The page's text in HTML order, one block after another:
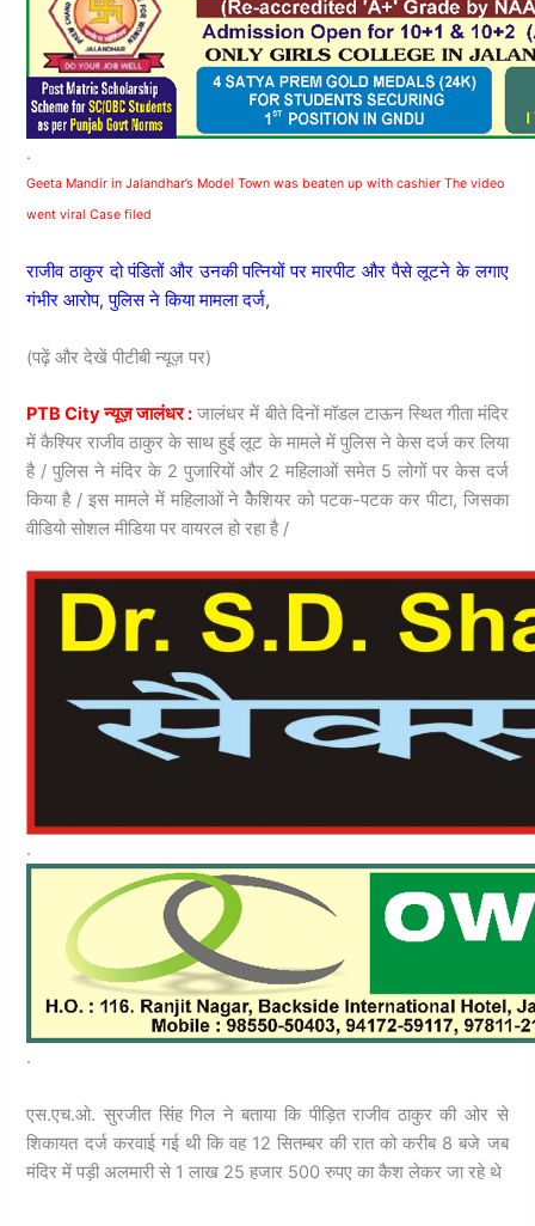
.
Geeta Mandir in Jalandhar’s Model Town was beaten up with cashier The video
went viral Case filed
राजीव ठाकुर दो पंडितों और उनकी पत्नियों पर मारपीट और पैसे लूटने के लगाए
गंभीर आरोप, पुलिस ने किया मामला दर्ज,
(पढ़ें और देखें पीटीबी न्यूज़ पर)
PTB City न्यूज़ जालंधर : जालंधर में बीते दिनों मॉडल टाऊन स्थित गीता मंदिर
में कैश्यिर राजीव ठाकुर के साथ हुई लूट के मामले में पुलिस ने केस दर्ज कर लिया
है / पुलिस ने मंदिर के 2 पुजारियों और 2 महिलाओं समेत 5 लोगों पर केस दर्ज
किया है / इस मामले में महिलाओं ने केैशियर को पटक-पटक कर पीटा, जिसका
वीडियो सोशल मीडिया पर वायरल हो रहा है /
.
.
एस.एच.ओ. सुरजीत सिंह गिल ने बताया कि पीड़ित राजीव ठाकुर की ओर से
शिकायत दर्ज करवाई गई थी कि वह 12 सितम्बर की रात को करीब 8 बजे जब
मंदिर में पड़ी अलमारी से 1 लाख 25 हजार 500 रुपए का कैश लेकर जा रहे थे